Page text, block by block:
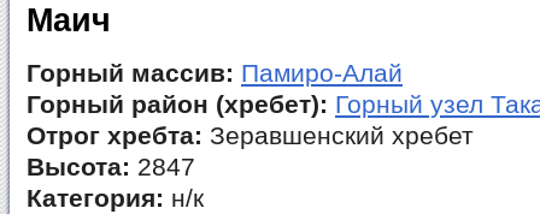
Маич
Горный массив: Памиро-Алай
Горный район (хребет): Горный узел
Отрог хребта: Зеравшенский хребет
Высота: 2847
Категория: н/к